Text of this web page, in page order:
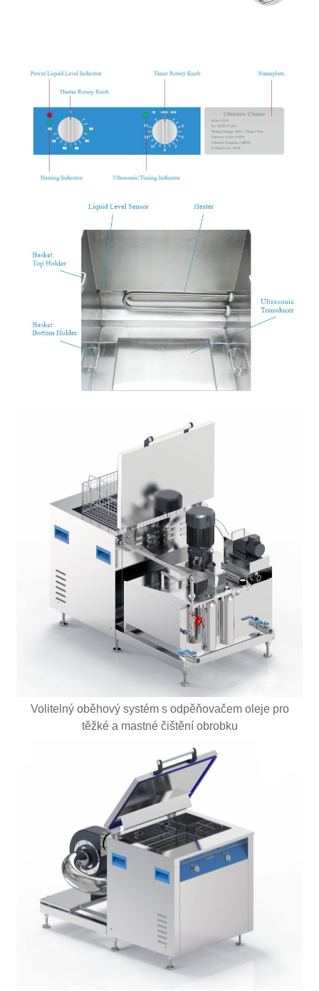
Volitelný oběhový systém s odpěňovačem oleje pro
těžké a mastné čištění obrobku